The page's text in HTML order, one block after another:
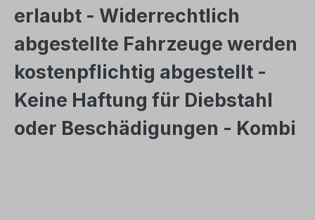
erlaubt - Widerrechtlich
abgestellte Fahrzeuge werden
kostenpflichtig abgestellt -
Keine Haftung für Diebstahl
oder Beschädigungen - Kombi